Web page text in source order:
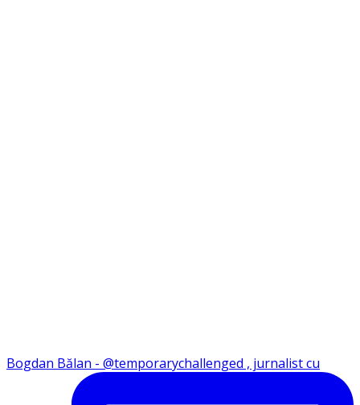
Bogdan Bălan - @temporarychallenged , jurnalist cu